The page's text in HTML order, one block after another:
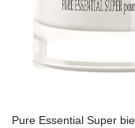
Pure Essential Super